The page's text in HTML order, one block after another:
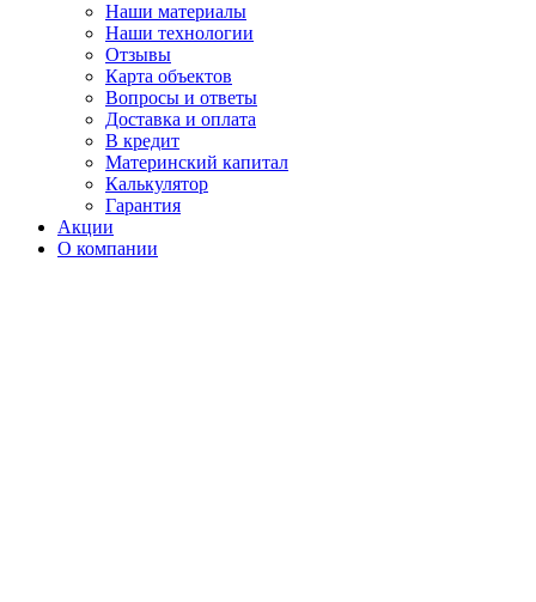
Наши материалы
Наши технологии
Отзывы
Карта объектов
Вопросы и ответы
Доставка и оплата
В кредит
Материнский капитал
Калькулятор
Гарантия
Акции
О компании